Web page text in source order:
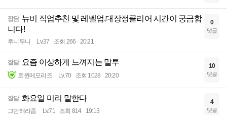
잡담 뉴비 직업추천 및 레벨업,대장정클리어 시간이 궁금합
니다!
후니무니 Lv.37 조회 266 20:21
0
댓글
잡담 요즘 이상하게 느껴지는 말투
트윈메모리즈 Lv.70 조회 1028 20:20
10
댓글
잡담 화요일 미리 말한다
그만해라좀 Lv.71 조회 814 19:13
4
댓글